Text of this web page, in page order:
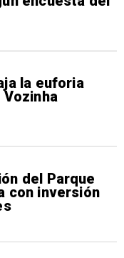
la euforia
del Parque
con inversión